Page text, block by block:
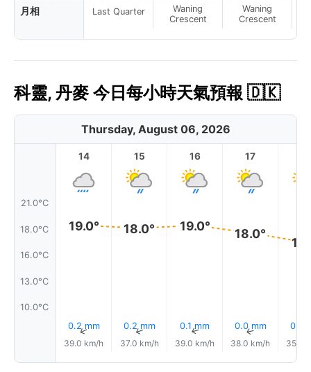
月相 Last Quarter
Waning
Crescent
Waning
Crescent
科靈, 丹麥 今日每小時天氣預報 🇩🇰
Thursday, August 06, 2026
21.0°C
18.0°C
16.0°C
13.0°C
10.0°C
14
19.0°
0.2 mm
↑
39.0 km/h
15
18.0°
0.2 mm
↑
37.0 km/h
16
19.0°
0.1 mm
↑
39.0 km/h
17
18.0°
0.0 mm
↑
38.0 km/h
0.0
35.0